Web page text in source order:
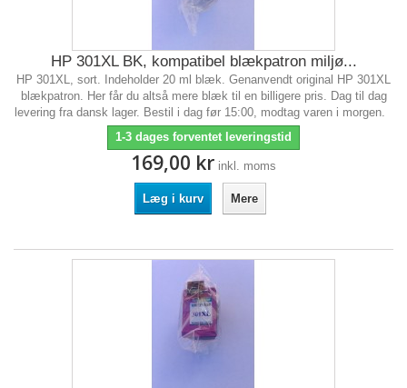
HP 301XL BK, kompatibel blækpatron miljø...
HP 301XL, sort. Indeholder 20 ml blæk. Genanvendt original HP 301XL
blækpatron. Her får du altså mere blæk til en billigere pris. Dag til dag
levering fra dansk lager. Bestil i dag før 15:00, modtag varen i morgen.
1-3 dages forventet leveringstid
169,00 kr inkl. moms
Læg i kurv Mere